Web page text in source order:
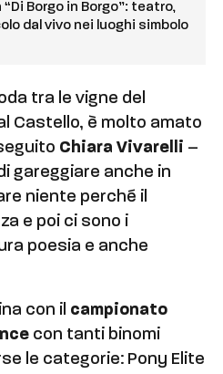
Borgo in Borgo”: teatro,
dal vivo nei luoghi simbolo
tra le vigne del
Castello, è molto amato
Chiara Vivarelli –
gareggiare anche in
niente perché il
e poi ci sono i
poesia e anche
con il campionato
con tanti binomi
le categorie: Pony Elite